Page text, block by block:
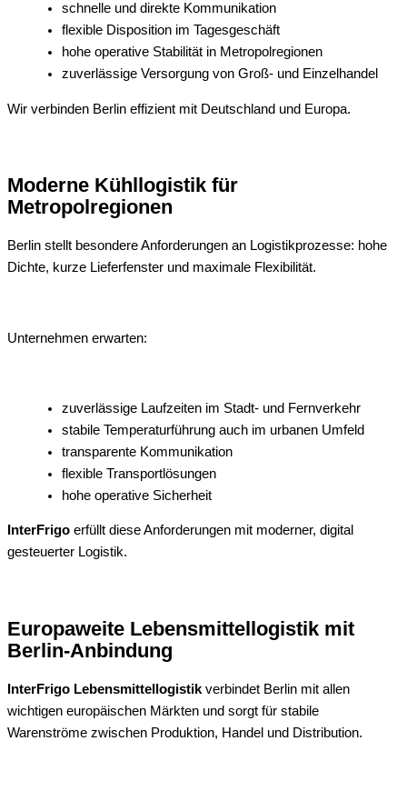
schnelle und direkte Kommunikation
flexible Disposition im Tagesgeschäft
hohe operative Stabilität in Metropolregionen
zuverlässige Versorgung von Groß- und Einzelhandel
Wir verbinden Berlin effizient mit Deutschland und Europa.
Moderne Kühllogistik für
Metropolregionen
Berlin stellt besondere Anforderungen an Logistikprozesse: hohe
Dichte, kurze Lieferfenster und maximale Flexibilität.
Unternehmen erwarten:
zuverlässige Laufzeiten im Stadt- und Fernverkehr
stabile Temperaturführung auch im urbanen Umfeld
transparente Kommunikation
flexible Transportlösungen
hohe operative Sicherheit
InterFrigo erfüllt diese Anforderungen mit moderner, digital
gesteuerter Logistik.
Europaweite Lebensmittellogistik mit
Berlin-Anbindung
InterFrigo Lebensmittellogistik verbindet Berlin mit allen
wichtigen europäischen Märkten und sorgt für stabile
Warenströme zwischen Produktion, Handel und Distribution.